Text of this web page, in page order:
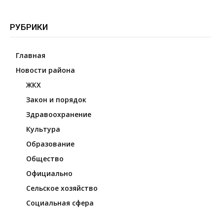
РУБРИКИ
Главная
Новости района
ЖКХ
Закон и порядок
Здравоохранение
Культура
Образование
Общество
Официально
Сельское хозяйство
Социальная сфера